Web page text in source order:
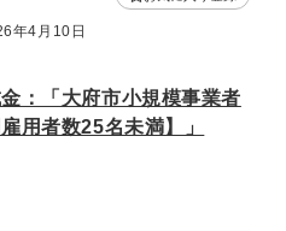
年4月10日
：「大府市小規模事業者
用者数25名未満】」